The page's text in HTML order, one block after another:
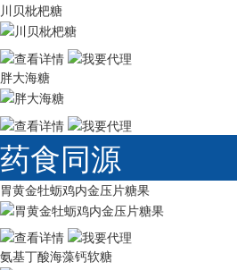
川贝枇杷糖
胖大海糖
药食同源
胃黄金牡蛎鸡内金压片糖果
氨基丁酸海藻钙软糖